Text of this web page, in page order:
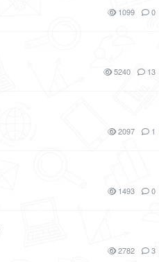
1099 0
5240 13
2097 1
1493 0
2782 3